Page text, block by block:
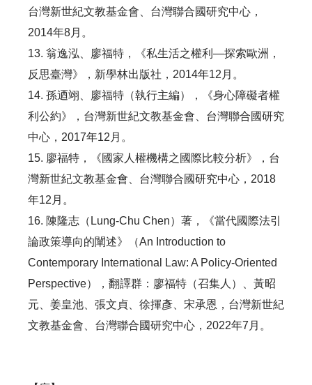
台灣新世紀文教基金會、台灣聯合國研究中心，
2014年8月。
13. 翁逸泓、廖福特，《私生活之權利—探索歐洲，
反思臺灣》，新學林出版社，2014年12月。
14. 孫迺翊、廖福特（執行主編），《身心障礙者權
利公約》，台灣新世紀文教基金會、台灣聯合國研究
中心，2017年12月。
15. 廖福特，《國家人權機構之國際比較分析》，台
灣新世紀文教基金會、台灣聯合國研究中心，2018
年12月。
16. 陳隆志（Lung-Chu Chen）著，《當代國際法引
論政策導向的闡述》（An Introduction to
Contemporary International Law: A Policy-Oriented
Perspective），翻譯群：廖福特（召集人）、黃昭
元、姜皇池、張文貞、徐揮彥、宋承恩，台灣新世紀
文教基金會、台灣聯合國研究中心，2022年7月。